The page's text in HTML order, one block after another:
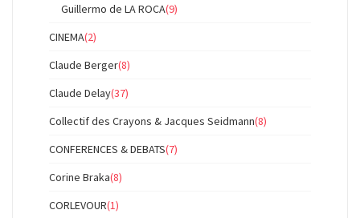
Guillermo de LA ROCA(9)
CINEMA(2)
Claude Berger(8)
Claude Delay(37)
Collectif des Crayons & Jacques Seidmann(8)
CONFERENCES & DEBATS(7)
Corine Braka(8)
CORLEVOUR(1)